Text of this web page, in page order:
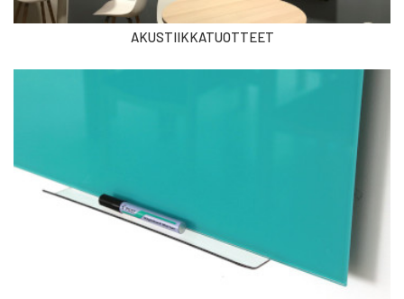
AKUSTIIKKATUOTTEET